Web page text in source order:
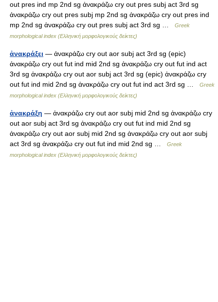
out pres ind mp 2nd sg ἀνακράζω cry out pres subj act 3rd sg
ἀνακράζω cry out pres subj mp 2nd sg ἀνακράζω cry out pres ind
mp 2nd sg ἀνακράζω cry out pres subj act 3rd sg …
Greek
morphological index (Ελληνική μορφολογικούς δείκτες)
ἀνακράξει — ἀνακράζω cry out aor subj act 3rd sg (epic)
ἀνακράζω cry out fut ind mid 2nd sg ἀνακράζω cry out fut ind act
3rd sg ἀνακράζω cry out aor subj act 3rd sg (epic) ἀνακράζω cry
out fut ind mid 2nd sg ἀνακράζω cry out fut ind act 3rd sg …
Greek
morphological index (Ελληνική μορφολογικούς δείκτες)
ἀνακράξῃ — ἀνακράζω cry out aor subj mid 2nd sg ἀνακράζω cry
out aor subj act 3rd sg ἀνακράζω cry out fut ind mid 2nd sg
ἀνακράζω cry out aor subj mid 2nd sg ἀνακράζω cry out aor subj
act 3rd sg ἀνακράζω cry out fut ind mid 2nd sg …
Greek
morphological index (Ελληνική μορφολογικούς δείκτες)